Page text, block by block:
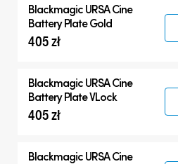
BlackmagicURSA Cine
Battery Plate Gold
405 zł
BlackmagicURSA Cine
Battery Plate VLock
405 zł
BlackmagicURSA Cine